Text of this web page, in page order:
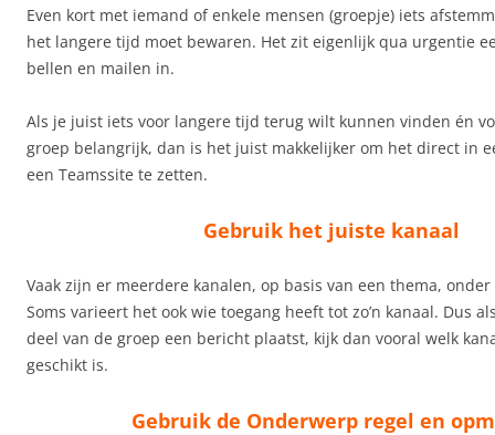
Even kort met iemand of enkele mensen (groepje) iets
het langere tijd moet bewaren. Het zit eigenlijk qua urgentie
bellen en mailen in.
Als je juist iets voor langere tijd terug wilt kunnen vinden én
groep belangrijk, dan is het juist makkelijker om het direct in
een Teamssite te zetten.
Gebruik het juiste kanaal
Vaak zijn er meerdere kanalen, op basis van een thema, onder
Soms varieert het ook wie toegang heeft tot zo’n kanaal. Dus
deel van de groep een bericht plaatst, kijk dan vooral welk
geschikt is.
Gebruik de Onderwerp regel en